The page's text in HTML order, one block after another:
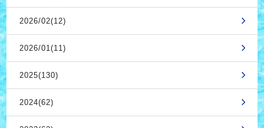
2026/02(12)
2026/01(11)
2025(130)
2024(62)